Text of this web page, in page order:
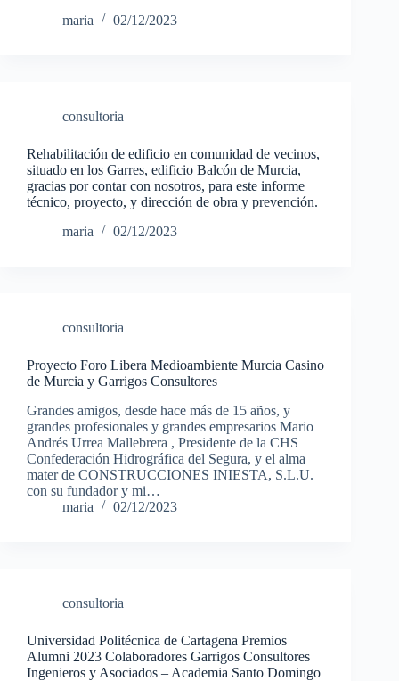
maria
02/12/2023
consultoria
Rehabilitación de edificio en comunidad de vecinos,
situado en los Garres, edificio Balcón de Murcia,
gracias por contar con nosotros, para este informe
técnico, proyecto, y dirección de obra y prevención.
maria
02/12/2023
consultoria
Proyecto Foro Libera Medioambiente Murcia Casino
de Murcia y Garrigos Consultores
Grandes amigos, desde hace más de 15 años, y
grandes profesionales y grandes empresarios Mario
Andrés Urrea Mallebrera , Presidente de la CHS
Confederación Hidrográfica del Segura, y el alma
mater de CONSTRUCCIONES INIESTA, S.L.U.
con su fundador y mi…
maria
02/12/2023
consultoria
Universidad Politécnica de Cartagena Premios
Alumni 2023 Colaboradores Garrigos Consultores
Ingenieros y Asociados – Academia Santo Domingo